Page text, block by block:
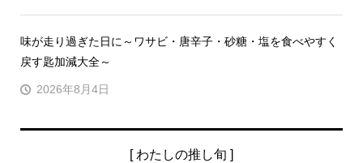
味が走り過ぎた日に～ワサビ・唐辛子・砂糖・塩を食べやすく
戻す匙加減大全～
2026年8月4日
[ わたしの推し旬 ]